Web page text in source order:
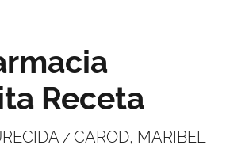
Receta
/ CAROD, MARIBEL